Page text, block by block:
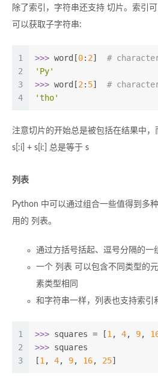
除了索引，字符串还支持 切片。索引
可以获取子字符串:
1
2
3
4
>>> word[0: 2] #
'Py'
>>> word[2 : 5] #
'tho'
注意切片的开始总是被包括在结果中
s[:i] + s[i:] 总是等于 s
列表
Python 中可以通过组合一些值得到多
用的 列表。
通过方括号括起、逗号分隔的一
一个 列表 可以包含不同类型的
素类型相同
和字符串一样，列表也支持索引
1
2
3
>>> squares = [1 , 4, 9,
>>> squares
[1 , 4, 9, 16, 25]